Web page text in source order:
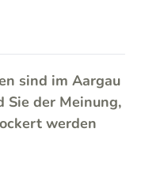
sind im Aargau
Sie der Meinung,
werden